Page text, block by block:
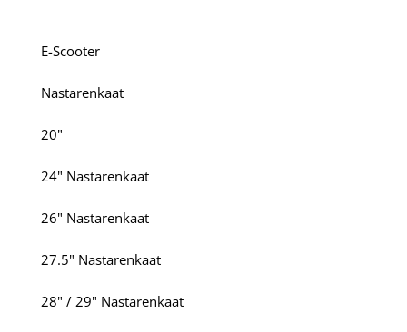
E-Scooter
Nastarenkaat
20"
24" Nastarenkaat
26" Nastarenkaat
27.5" Nastarenkaat
28" / 29" Nastarenkaat